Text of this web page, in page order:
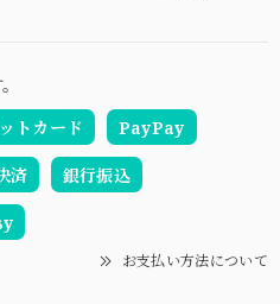
トカード PayPay
済 銀行振込
お支払い方法について